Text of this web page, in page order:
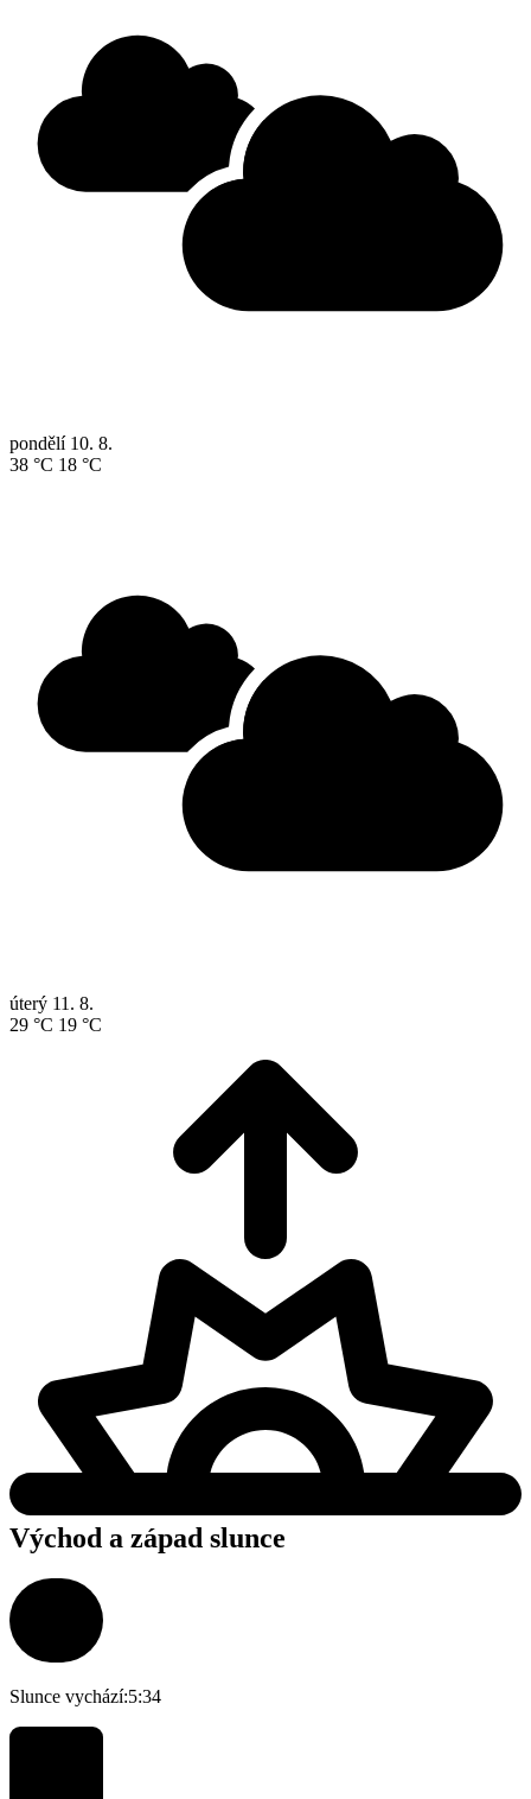
pondělí 10. 8.
38 °C 18 °C
úterý 11. 8.
29 °C 19 °C
Východ a západ slunce
Slunce vychází:5:34